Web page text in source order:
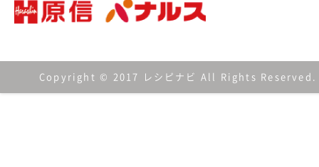
Copyright © 2017 レシピナビ All Rights Reserved.